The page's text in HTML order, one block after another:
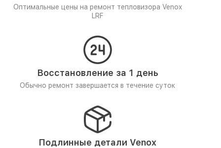
Оптимальные цены на ремонт тепловизора Venox
LRF
Восстановление за 1 день
Обычно ремонт завершается в течение суток
Подлинные детали Venox